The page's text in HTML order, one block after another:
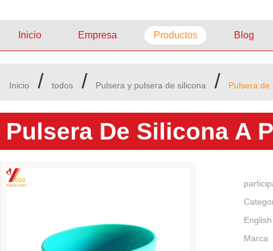
Inicio Empresa Productos Blog
Inicio / todos / Pulsera y pulsera de silicona / Pulsera
Pulsera De Silicona A
Marca